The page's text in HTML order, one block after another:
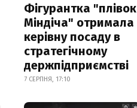
Фігурантка "плівок
Міндіча" отримала
керівну посаду в
стратегічному
держпідприємстві
7 СЕРПНЯ, 17:10